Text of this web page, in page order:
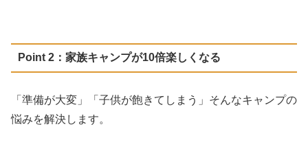
Point 2：家族キャンプが10倍楽しくなる
「準備が大変」「子供が飽きてしまう」そんなキャンプの
悩みを解決します。